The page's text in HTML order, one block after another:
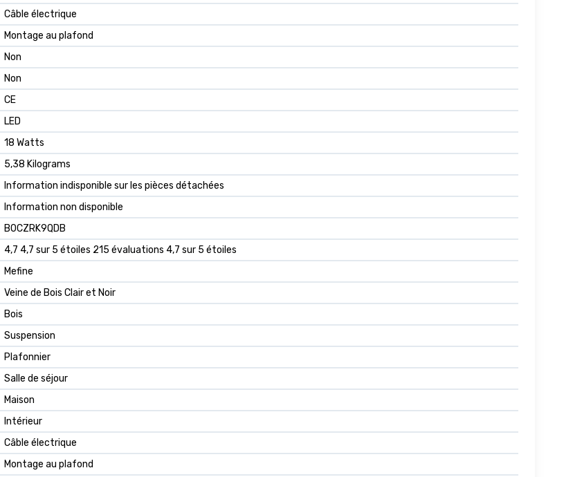
‎Câble électrique
‎Montage au plafond
‎Non
‎Non
‎CE
‎LED
‎18 Watts
‎5,38 Kilograms
‎Information indisponible sur les pièces détachées
‎Information non disponible
B0CZRK9QDB
4,7 4,7 sur 5 étoiles 215 évaluations 4,7 sur 5 étoiles
Mefine
Veine de Bois Clair et Noir
Bois
Suspension
Plafonnier
Salle de séjour
Maison
Intérieur
Câble électrique
Montage au plafond